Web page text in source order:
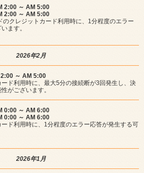
2:00 ～ AM 5:00
2:00 ～ AM 5:00
クレジットカード利用時に、1分程度のエラー
ます。
2026年2月
～ AM 5:00
ド利用時に、最大5分の接続断が3回発生し、決
がございます。
0:00 ～ AM 6:00
0:00 ～ AM 6:00
ド利用時に、1分程度のエラー応答が発生する可
2026年1月